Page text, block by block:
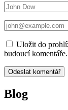
Uložit do
budoucí komentáře.
Blog